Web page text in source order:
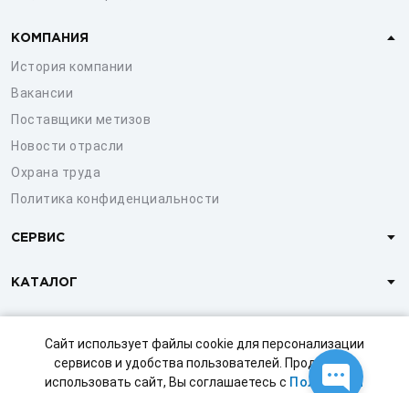
Сайт использует файлы cookie для персонализации
сервисов и удобства пользователей. Продолжая
использовать сайт, Вы соглашаетесь с Политикой
КОМПАНИЯ
История компании
Вакансии
Поставщики метизов
Новости отрасли
Охрана труда
Политика конфиденциальности
СЕРВИС
КАТАЛОГ